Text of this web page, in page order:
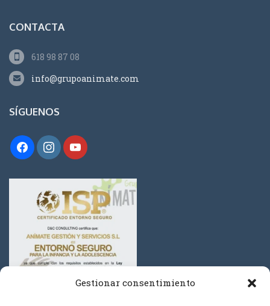
Gestionar consentimiento
CONTACTA
618 98 87 08
info@grupoanimate.com
SÍGUENOS